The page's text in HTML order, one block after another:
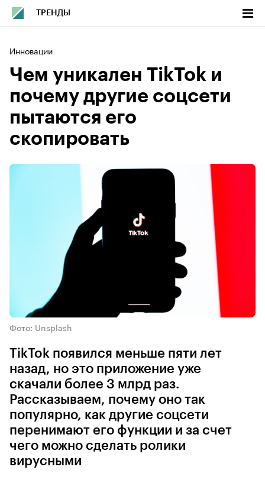
ТРЕНДЫ
Инновации
Чем уникален TikTok и
почему другие соцсети
пытаются его
скопировать
Фото: Unsplash
TikTok появился меньше пяти лет
назад, но это приложение уже
скачали более 3 млрд раз.
Рассказываем, почему оно так
популярно, как другие соцсети
перенимают его функции и за счет
чего можно сделать ролики
вирусными